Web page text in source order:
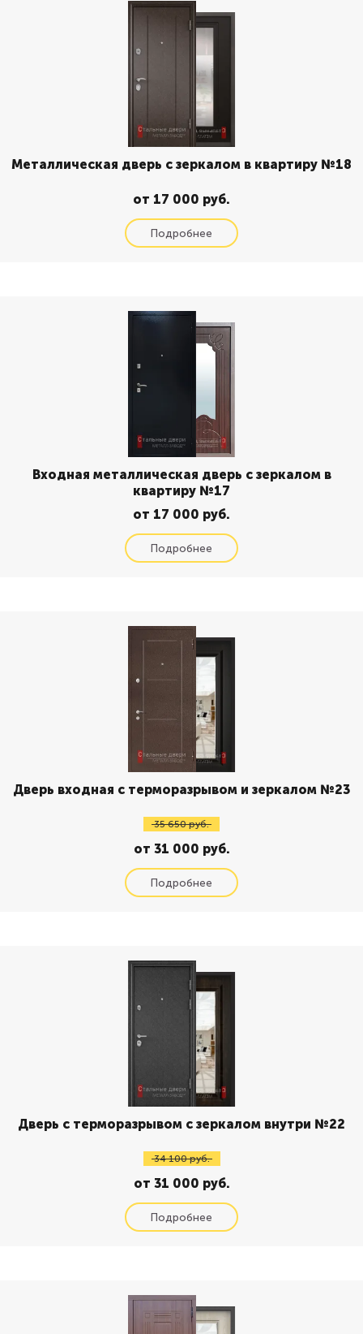
Металлическая дверь с зеркалом в квартиру №18
от 17 000 руб.
Входная металлическая дверь с зеркалом в
квартиру №17
от 17 000 руб.
Дверь входная с терморазрывом и зеркалом №23
35 650 руб.
от 31 000 руб.
Дверь с терморазрывом с зеркалом внутри №22
34 100 руб.
от 31 000 руб.